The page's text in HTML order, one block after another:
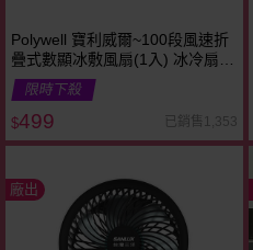
Polywell 寶利威爾~100段風速折
疊式數顯冰敷風扇(1入) 冰冷扇
冰涼扇 款式可選
限時下殺
$499 已銷售1,353
廠出